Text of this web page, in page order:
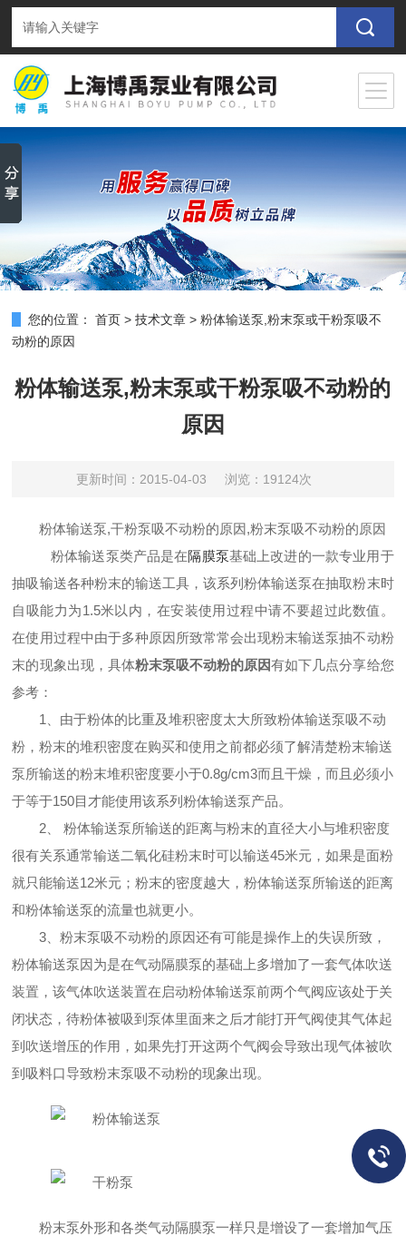
您的位置： 首页 >技术文章 >粉体输送泵,粉末泵或干粉泵吸不
动粉的原因
粉体输送泵,粉末泵或干粉泵吸不动粉的
原因
更新时间：2015-04-03 浏览：19124次
粉体输送泵,干粉泵吸不动粉的原因,粉末泵吸不动粉的原因
粉体输送泵类产品是在隔膜泵基础上改进的一款专业用于
抽吸输送各种粉末的输送工具，该系列粉体输送泵在抽取粉末时
自吸能力为1.5米以内，在安装使用过程中请不要超过此数值。
在使用过程中由于多种原因所致常常会出现粉末输送泵抽不动粉
末的现象出现，具体粉末泵吸不动粉的原因有如下几点分享给您
参考：
1、由于粉体的比重及堆积密度太大所致粉体输送泵吸不动
粉，粉末的堆积密度在购买和使用之前都必须了解清楚粉末输送
泵所输送的粉末堆积密度要小于0.8g/cm3而且干燥，而且必须小
于等于150目 才能使用该系列粉体输送泵产品。
2、粉体输送泵所输送的距离与粉末的直径大小与堆积密度
很有关系通常输送二氧化硅粉末时可以输送45米元 ，如果是面粉
就只能输送12米元 ；粉末的密度越大，粉体输送泵所输送的距离
和粉体输送泵的流量也就更小。
3、粉末泵吸不动粉的原因还有可能是操作上的失误所致，
粉体输送泵因为是在气动隔膜泵的基础上多增加了一套气体吹送
装置，该气体吹送装置在启动粉体输送泵前两个气阀应该处于关
闭状态，待粉体被吸到泵体里面来之后才能打开气阀使其气体起
到吹送增压的作用，如果先打开这两个气阀会导致出现气体被吹
到吸料口导致粉末泵吸不动粉的现象出现。
粉末泵外形和各类气动隔膜泵一样只是增设了一套增加气压